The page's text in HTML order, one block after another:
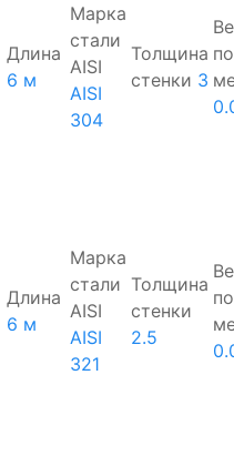
Длина
6 м
Марка
стали
AISI
AISI
304
Толщина
стенки 3
Длина
6 м
Марка
стали
AISI
AISI
321
Толщина
стенки
2.5